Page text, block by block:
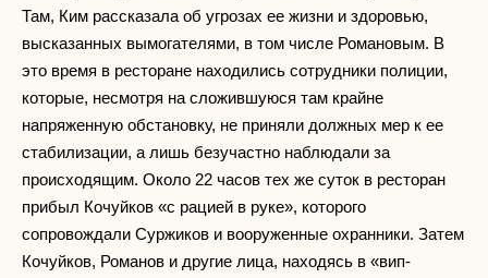
Там, Ким рассказала об угрозах ее жизни и здоровью,
высказанных вымогателями, в том числе Романовым. В
это время в ресторане находились сотрудники полиции,
которые, несмотря на сложившуюся там крайне
напряженную обстановку, не приняли должных мер к ее
стабилизации, а лишь безучастно наблюдали за
происходящим. Около 22 часов тех же суток в ресторан
прибыл Кочуйков «с рацией в руке», которого
сопровождали Суржиков и вооруженные охранники. Затем
Кочуйков, Романов и другие лица, находясь в «вип-